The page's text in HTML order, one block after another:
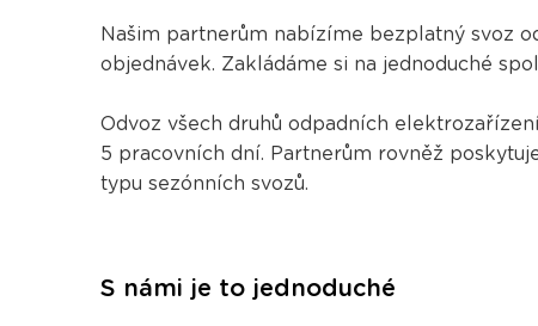
Našim partnerům nabízíme bezplatný svoz
objednávek. Zakládáme si na jednoduché
Odvoz všech druhů odpadních
5 pracovních dní. Partnerům rovněž
typu sezónních svozů.
S námi je to jednoduché